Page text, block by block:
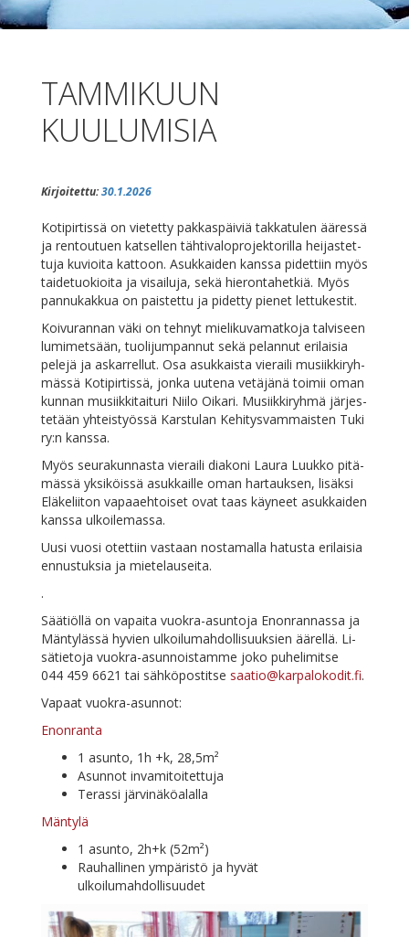
TAMMIKUUN
KUULUMISIA
Kirjoitettu:30.1.2026
Ko­ti­pir­tis­sä on vie­tet­ty pak­kas­päi­viä tak­ka­tu­len ää­res­sä
ja ren­tou­tuen kat­sel­len täh­ti­va­lo­pro­jek­to­ril­la hei­jas­tet­
tu­ja ku­vioi­ta kat­toon. Asuk­kai­den kans­sa pi­det­tiin myös
tai­de­tuo­kioi­ta ja vi­sai­lu­ja, se­kä hie­ron­ta­het­kiä. Myös
pan­nu­kak­kua on pais­tet­tu ja pi­det­ty pie­net lettukestit.
Koi­vu­ran­nan vä­ki on teh­nyt mie­li­ku­va­mat­ko­ja tal­vi­seen
lu­mi­met­sään, tuo­li­jum­pan­nut se­kä pe­lan­nut eri­lai­sia
pe­le­jä ja as­kar­rel­lut. Osa asuk­kais­ta vie­rai­li musiik­ki­ryh­
mäs­sä Ko­ti­pir­tis­sä, jon­ka uu­te­na ve­tä­jä­nä toi­mii oman
kun­nan musiik­ki­tai­tu­ri Nii­lo Oi­ka­ri. Musiik­ki­ryh­mä jär­jes­
te­tään yh­teis­työs­sä Kars­tu­lan Ke­hi­tys­vam­mais­ten Tu­ki
ry:n kanssa.
Myös seu­ra­kun­nas­ta vie­rai­li dia­ko­ni Lau­ra Luuk­ko pi­tä­
mäs­sä yk­si­köis­sä asuk­kail­le oman har­tauk­sen, li­säk­si
Elä­ke­lii­ton va­paa­eh­toi­set ovat taas käy­neet asuk­kai­den
kans­sa ulkoilemassa.
Uusi vuo­si otet­tiin vas­taan nos­ta­mal­la ha­tus­ta eri­lai­sia
en­nus­tuk­sia ja mietelauseita.
.
Sää­tiöl­lä on va­pai­ta vuo­kra-asun­to­ja Enon­ran­nas­sa ja
Män­ty­läs­sä hy­vien ul­koi­lu­mah­dol­li­suuk­sien ää­rel­lä. Li­
sä­tie­to­ja vuo­kra-asun­nois­tam­me jo­ko pu­he­li­mit­se
044 459 6621 tai säh­kö­pos­tit­se saatio@karpalokodit.fi.
Va­paat vuokra-asunnot:
Enon­ran­ta
1 asun­to, 1h +k, 28,5m²
Asun­not invamitoitettuja
Te­ras­si järvinäköalalla
Män­ty­lä
1 asun­to, 2h+k (52m²)
Rau­hal­li­nen ym­pä­ris­tö ja hy­vät
ulkoilumahdollisuudet